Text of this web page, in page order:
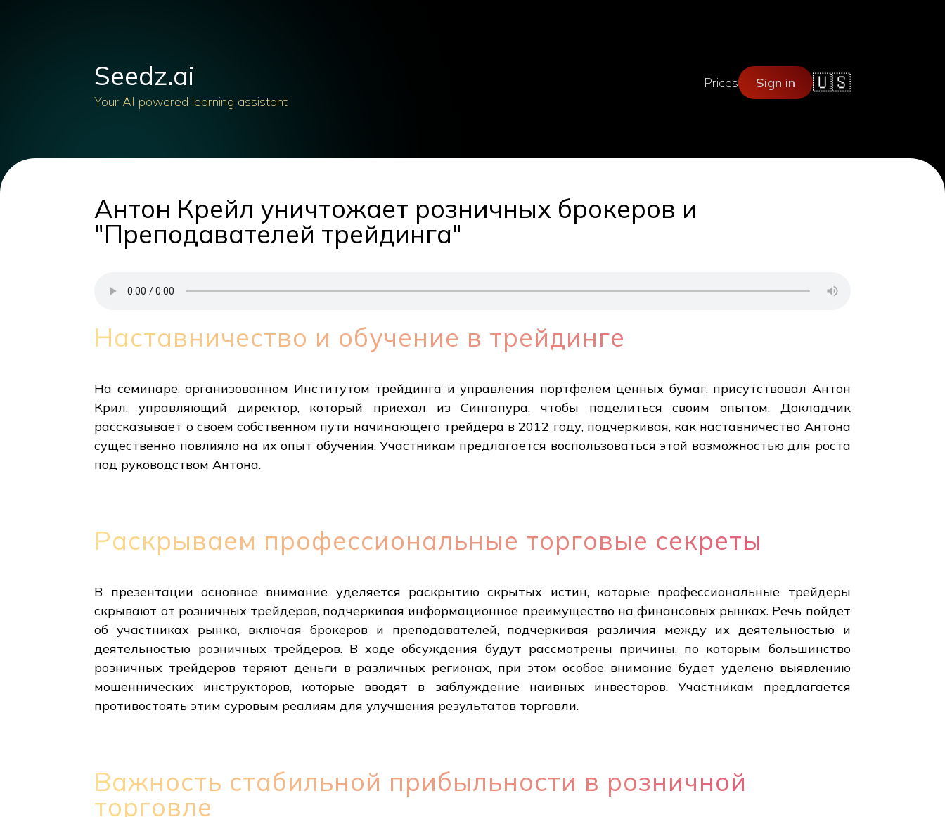
Seedz.ai
Your AI powered learning assistant
Prices Sign in 🇺🇸
Антон Крейл уничтожает розничных брокеров и
"Преподавателей трейдинга"
Наставничество и обучение в трейдинге
На семинаре, организованном Институтом трейдинга и управления портфелем ценных бумаг, присутствовал Антон
Крил, управляющий директор, который приехал из Сингапура, чтобы поделиться своим опытом. Докладчик
рассказывает о своем собственном пути начинающего трейдера в 2012 году, подчеркивая, как наставничество Антона
существенно повлияло на их опыт обучения. Участникам предлагается воспользоваться этой возможностью для роста
под руководством Антона.
Раскрываем профессиональные торговые секреты
В презентации основное внимание уделяется раскрытию скрытых истин, которые профессиональные трейдеры
скрывают от розничных трейдеров, подчеркивая информационное преимущество на финансовых рынках. Речь пойдет
об участниках рынка, включая брокеров и преподавателей, подчеркивая различия между их деятельностью и
деятельностью розничных трейдеров. В ходе обсуждения будут рассмотрены причины, по которым большинство
розничных трейдеров теряют деньги в различных регионах, при этом особое внимание будет уделено выявлению
мошеннических инструкторов, которые вводят в заблуждение наивных инвесторов. Участникам предлагается
противостоять этим суровым реалиям для улучшения результатов торговли.
Важность стабильной прибыльности в розничной
торговле